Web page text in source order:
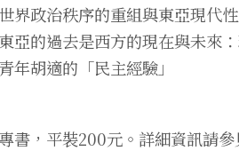
政治秩序的重組與東亞現代
的過去是西方的現在與未來：
胡適的「民主經驗」
書，平裝200元。詳細資訊請